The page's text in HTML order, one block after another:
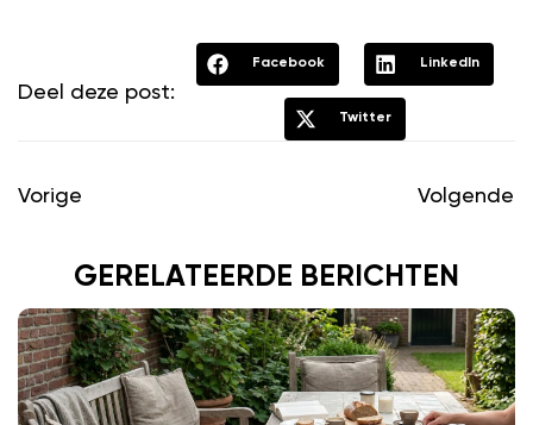
Deel deze post:
Facebook LinkedIn
Twitter
Vorige Volgende
GERELATEERDE BERICHTEN